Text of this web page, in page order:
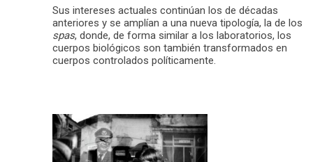
Sus intereses actuales continúan los de décadas
anteriores y se amplían a una nueva tipología, la de los
spas, donde, de forma similar a los laboratorios, los
cuerpos biológicos son también transformados en
cuerpos controlados políticamente.